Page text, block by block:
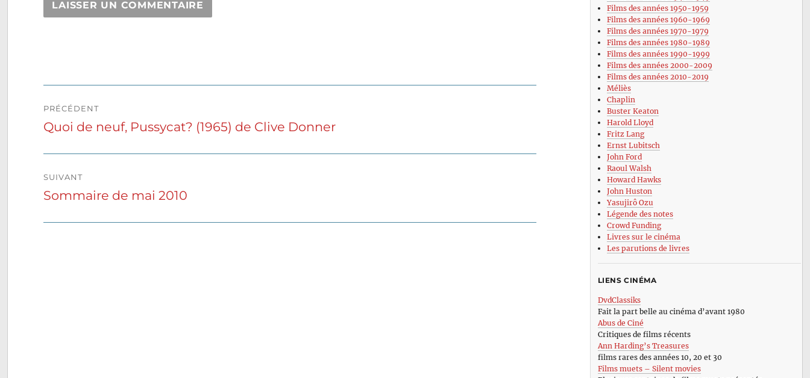
de
PRÉCÉDENT
Publication
Quoi de neuf, Pussycat? (1965) de Clive Donner
SUIVANT
Publication
Sommaire de mai 2010
Films des années 1950-1959
Films des années 1960-1969
Films des années 1970-1979
Films des années 1980-1989
Films des années 1990-1999
Films des années 2000-2009
Films des années 2010-2019
Méliès
Chaplin
Buster Keaton
Harold Lloyd
Fritz Lang
Ernst Lubitsch
John Ford
Raoul Walsh
Howard Hawks
John Huston
Yasujirô Ozu
Légende des notes
Crowd Funding
Livres sur le cinéma
Les parutions de livres
LIENS CINÉMA
DvdClassiks
Fait la part belle au cinéma d’avant 1980
Abus de Ciné
Critiques de films récents
Ann Harding’s Treasures
films rares des années 10, 20 et 30
Films muets – Silent movies